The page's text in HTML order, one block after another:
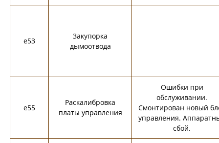
e53
Закупорка
дымоотвода
e55
Раскалибровка
платы управления
Ошибки при
обслуживании.
Смонтирован новый
управления.
сбой.